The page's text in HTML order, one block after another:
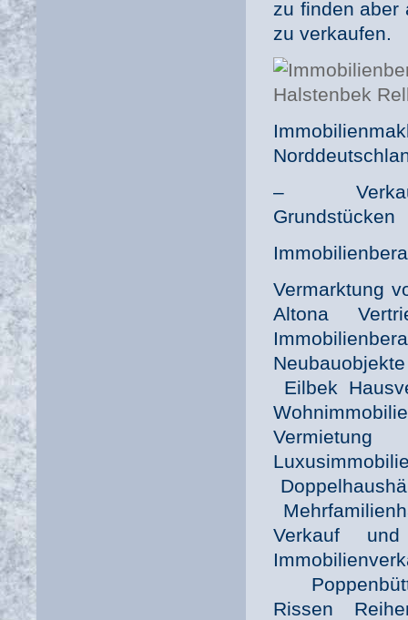
zu finden aber
zu verkaufen.
– Verkauf
Grundstücken
Vermarktung
Altona
Eilbek
Verkauf und
Rissen